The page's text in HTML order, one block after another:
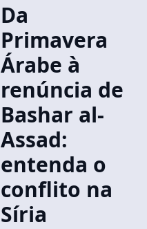
Da
Primavera
Árabe à
renúncia de
Bashar al-
Assad:
entenda o
conflito na
Síria